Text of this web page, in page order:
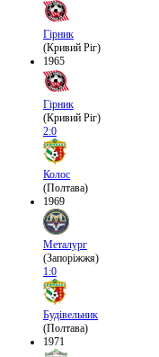
Гірник
(Кривий Ріг)
1965
Гірник
(Кривий Ріг)
2:0
Колос
(Полтава)
1969
Металург
(Запоріжжя)
1:0
Будівельник
(Полтава)
1971